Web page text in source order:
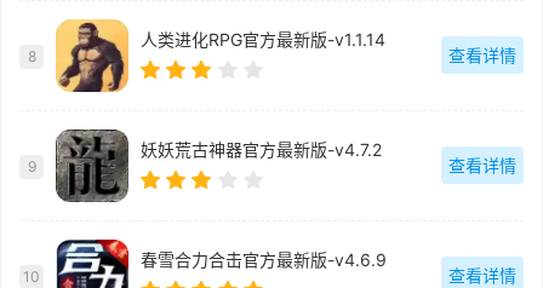
8
人类进化RPG官方最新版-v1.1.14
查看详情
9
妖妖荒古神器官方最新版-v4.7.2
查看详情
10
春雪合力合击官方最新版-v4.6.9
查看详情